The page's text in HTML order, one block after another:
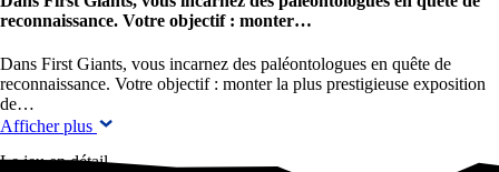
reconnaissance. Votre objectif : monter…
Dans First Giants, vous incarnez des paléontologues en quête de
reconnaissance. Votre objectif : monter la plus prestigieuse exposition
de…
Afficher plus
Le jeu en détail